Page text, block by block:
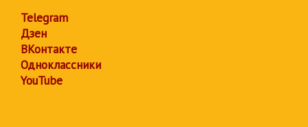
Telegram
Дзен
ВКонтакте
Одноклассники
YouTube